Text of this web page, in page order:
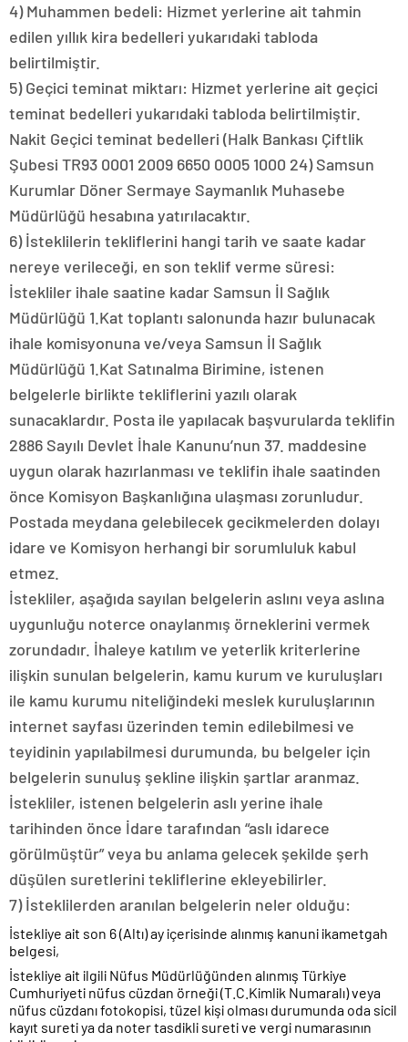
4) Muhammen bedeli: Hizmet yerlerine ait tahmin
edilen yıllık kira bedelleri yukarıdaki tabloda
belirtilmiştir.
5) Geçici teminat miktarı: Hizmet yerlerine ait geçici
teminat bedelleri yukarıdaki tabloda belirtilmiştir.
Nakit Geçici teminat bedelleri (Halk Bankası Çiftlik
Şubesi TR93 0001 2009 6650 0005 1000 24) Samsun
Kurumlar Döner Sermaye Saymanlık Muhasebe
Müdürlüğü hesabına yatırılacaktır.
6) İsteklilerin tekliflerini hangi tarih ve saate kadar
nereye verileceği, en son teklif verme süresi:
İstekliler ihale saatine kadar Samsun İl Sağlık
Müdürlüğü 1.Kat toplantı salonunda hazır bulunacak
ihale komisyonuna ve/veya Samsun İl Sağlık
Müdürlüğü 1.Kat Satınalma Birimine, istenen
belgelerle birlikte tekliflerini yazılı olarak
sunacaklardır. Posta ile yapılacak başvurularda teklifin
2886 Sayılı Devlet İhale Kanunu’nun 37. maddesine
uygun olarak hazırlanması ve teklifin ihale saatinden
önce Komisyon Başkanlığına ulaşması zorunludur.
Postada meydana gelebilecek gecikmelerden dolayı
idare ve Komisyon herhangi bir sorumluluk kabul
etmez.
İstekliler, aşağıda sayılan belgelerin aslını veya aslına
uygunluğu noterce onaylanmış örneklerini vermek
zorundadır. İhaleye katılım ve yeterlik kriterlerine
ilişkin sunulan belgelerin, kamu kurum ve kuruluşları
ile kamu kurumu niteliğindeki meslek kuruluşlarının
internet sayfası üzerinden temin edilebilmesi ve
teyidinin yapılabilmesi durumunda, bu belgeler için
belgelerin sunuluş şekline ilişkin şartlar aranmaz.
İstekliler, istenen belgelerin aslı yerine ihale
tarihinden önce İdare tarafından “aslı idarece
görülmüştür” veya bu anlama gelecek şekilde şerh
düşülen suretlerini tekliflerine ekleyebilirler.
7) İsteklilerden aranılan belgelerin neler olduğu:
İstekliye ait son 6 (Altı) ay içerisinde alınmış kanuni ikametgah
belgesi,
İstekliye ait ilgili Nüfus Müdürlüğünden alınmış Türkiye
Cumhuriyeti nüfus cüzdan örneği (T.C.Kimlik Numaralı) veya
nüfus cüzdanı fotokopisi, tüzel kişi olması durumunda oda sicil
kayıt sureti ya da noter tasdikli sureti ve vergi numarasının